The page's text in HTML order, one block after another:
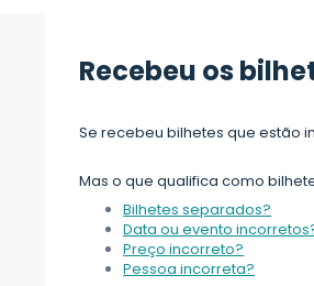
Recebeu os
Se recebeu bilhetes que estão
Mas o que qualifica como
Bilhetes separados?
Data ou evento
Preço incorreto?
Pessoa incorreta?